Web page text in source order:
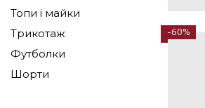
Топи і майки
Трикотаж
Футболки
Шорти
-60%